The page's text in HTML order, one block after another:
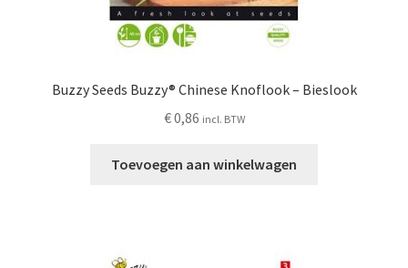
Buzzy Seeds Buzzy® Chinese Knoflook – Bieslook
€0,86 incl. BTW
Toevoegen aan winkelwagen